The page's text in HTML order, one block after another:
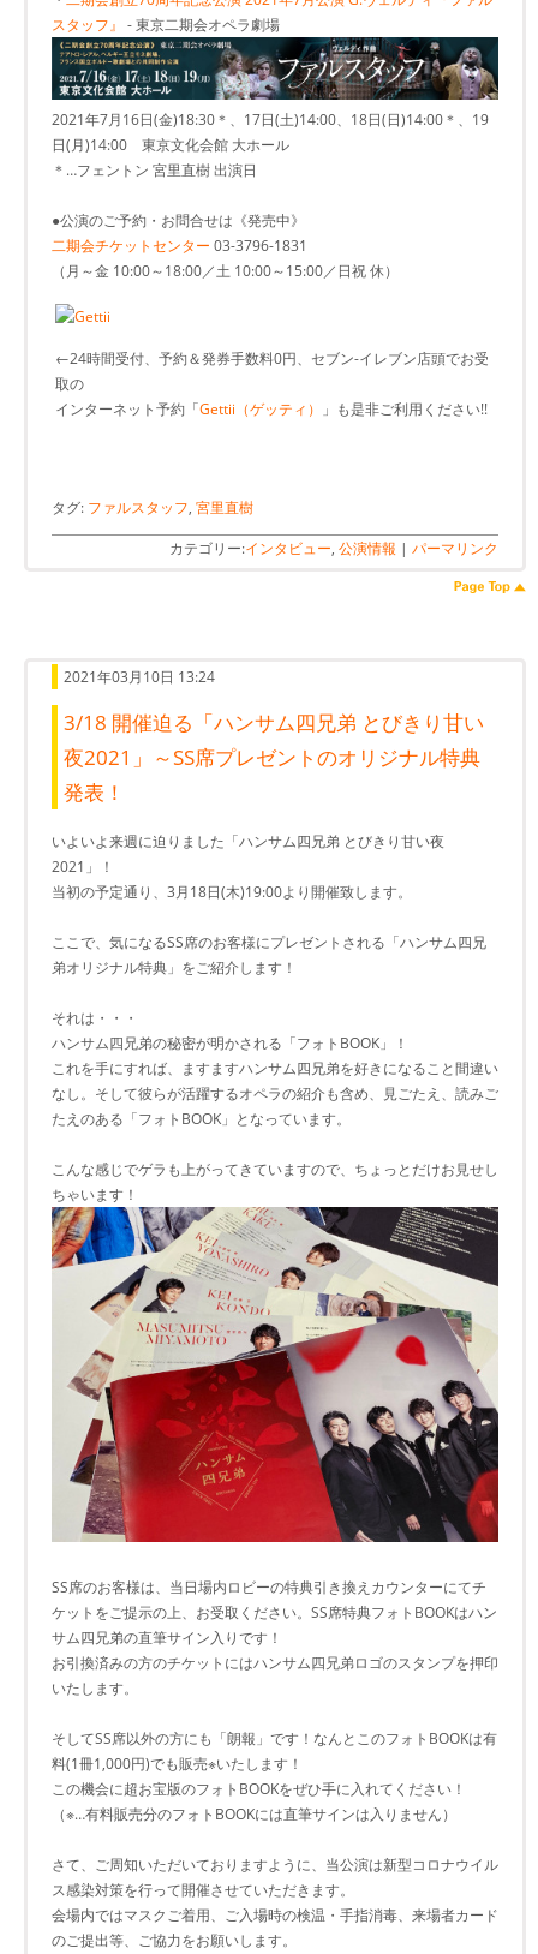
スタッフ』 - 東京二期会オペラ劇場
2021年7月16日(金)18:30＊、17日(土)14:00、18日(日)14:00＊、19
日(月)14:00 東京文化会館 大ホール
＊…フェントン 宮里直樹 出演日
●公演のご予約・お問合せは《発売中》
二期会チケットセンター 03-3796-1831
（月～金 10:00～18:00／土 10:00～15:00／日祝 休）
←24時間受付、予約＆発券手数料0円、セブン-イレブン店頭でお受
取の
インターネット予約「Gettii（ゲッティ） 」も是非ご利用ください!!
タグ: ファルスタッフ, 宮里直樹
カテゴリー:インタビュー, 公演情報 | パーマリンク
2021年03月10日 13:24
3/18 開催迫る「ハンサム四兄弟 とびきり甘い
夜2021」～SS席プレゼントのオリジナル特典
発表！
いよいよ来週に迫りました「ハンサム四兄弟 とびきり甘い夜
2021」！
当初の予定通り、3月18日(木)19:00より開催致します。
ここで、気になるSS席のお客様にプレゼントされる「ハンサム四兄
弟オリジナル特典」をご紹介します！
それは・・・
ハンサム四兄弟の秘密が明かされる「フォトBOOK」！
これを手にすれば、ますますハンサム四兄弟を好きになること間違い
なし。そして彼らが活躍するオペラの紹介も含め、見ごたえ、読みご
たえのある「フォトBOOK」となっています。
こんな感じでゲラも上がってきていますので、ちょっとだけお見せし
ちゃいます！
SS席のお客様は、当日場内ロビーの特典引き換えカウンターにてチ
ケットをご提示の上、お受取ください。SS席特典フォトBOOKはハン
サム四兄弟の直筆サイン入りです！
お引換済みの方のチケットにはハンサム四兄弟ロゴのスタンプを押印
いたします。
そしてSS席以外の方にも「朗報」です！なんとこのフォトBOOKは有
料(1冊1,000円)でも販売※いたします！
この機会に超お宝版のフォトBOOKをぜひ手に入れてください！
（※…有料販売分のフォトBOOKには直筆サインは入りません）
さて、ご周知いただいておりますように、当公演は新型コロナウイル
ス感染対策を行って開催させていただきます。
会場内ではマスクご着用、ご入場時の検温・手指消毒、来場者カード
のご提出等、ご協力をお願いします。